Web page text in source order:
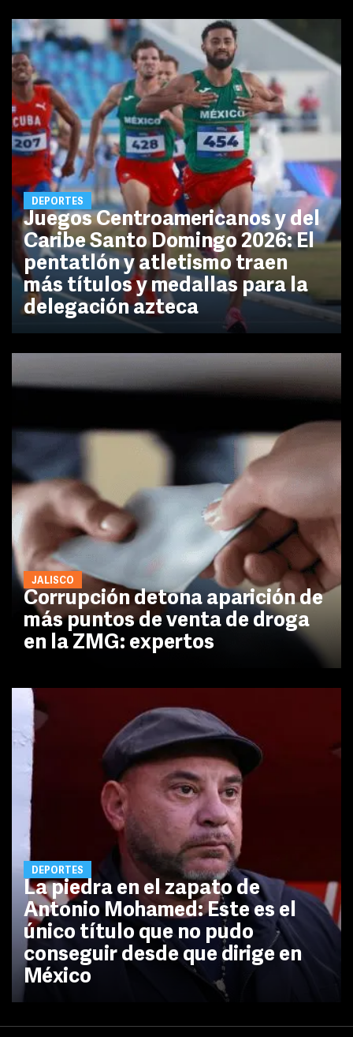
DEPORTES
Juegos Centroamericanos y del
Caribe Santo Domingo 2026: El
pentatlón y atletismo traen
más títulos y medallas para la
delegación azteca
JALISCO
Corrupción detona aparición de
más puntos de venta de droga
en la ZMG: expertos
DEPORTES
La piedra en el zapato de
Antonio Mohamed: Este es el
único título que no pudo
conseguir desde que dirige en
México